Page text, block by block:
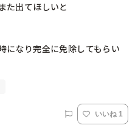
た出てほしいと
になり完全に免除してもらい
いいね 1